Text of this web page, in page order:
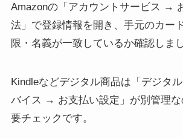
Amazonの「アカウントサービス →
法」で登録情報を開き、手元のカー
限・名義が一致しているか確認しま
Kindleなどデジタル商品は「デジタ
バイス → お支払い設定」が別管理な
要チェックです。